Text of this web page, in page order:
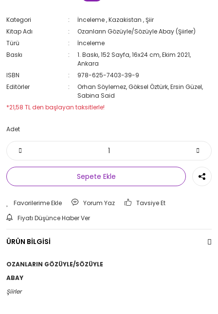
Kategori İnceleme ,Kazakistan ,Şiir
Kitap Adı
Ozanların Gözüyle/Sözüyle Abay (Şiirler)
Türü
İnceleme
Baskı
1. Baskı, 152 Sayfa, 16x24 cm, Ekim 2021,
Ankara
ISBN
978-625-7403-39-9
Editörler
Orhan Söylemez, Göksel Öztürk, Ersin Güzel,
Sabina Said
*21,58 TL den başlayan taksitlerle!
Adet
Sepete Ekle
Yorum Yaz
Tavsiye Et
Fiyatı Düşünce Haber Ver
ÜRÜN BİLGİSİ
OZANLARIN GÖZÜYLE/SÖZÜYLE
ABAY
Şiirler